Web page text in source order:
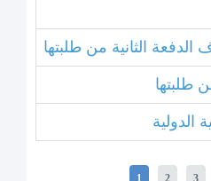
الثانية من طلبتها
طلبتها
1 2 3